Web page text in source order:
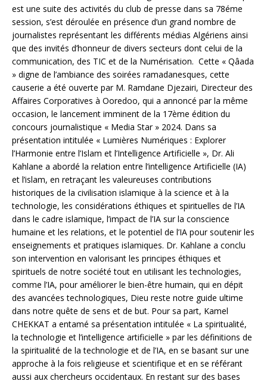
est une suite des activités du club de presse dans sa 78éme
session, s’est déroulée en présence d’un grand nombre de
journalistes représentant les différents médias Algériens ainsi
que des invités d’honneur de divers secteurs dont celui de la
communication, des TIC et de la Numérisation. Cette « Qâada
» digne de l’ambiance des soirées ramadanesques, cette
causerie a été ouverte par M. Ramdane Djezairi, Directeur des
Affaires Corporatives à Ooredoo, qui a annoncé par la même
occasion, le lancement imminent de la 17ème édition du
concours journalistique « Media Star » 2024. Dans sa
présentation intitulée « Lumières Numériques : Explorer
l’Harmonie entre l’Islam et l’Intelligence Artificielle », Dr. Ali
Kahlane a abordé la relation entre l’intelligence Artificielle (IA)
et l’islam, en retraçant les valeureuses contributions
historiques de la civilisation islamique à la science et à la
technologie, les considérations éthiques et spirituelles de l’IA
dans le cadre islamique, l’impact de l’IA sur la conscience
humaine et les relations, et le potentiel de l’IA pour soutenir les
enseignements et pratiques islamiques. Dr. Kahlane a conclu
son intervention en valorisant les principes éthiques et
spirituels de notre société tout en utilisant les technologies,
comme l’IA, pour améliorer le bien-être humain, qui en dépit
des avancées technologiques, Dieu reste notre guide ultime
dans notre quête de sens et de but. Pour sa part, Kamel
CHEKKAT a entamé sa présentation intitulée « La spiritualité,
la technologie et l’intelligence artificielle » par les définitions de
la spiritualité de la technologie et de l’IA, en se basant sur une
approche à la fois religieuse et scientifique et en se référant
aussi aux chercheurs occidentaux. En restant sur des bases